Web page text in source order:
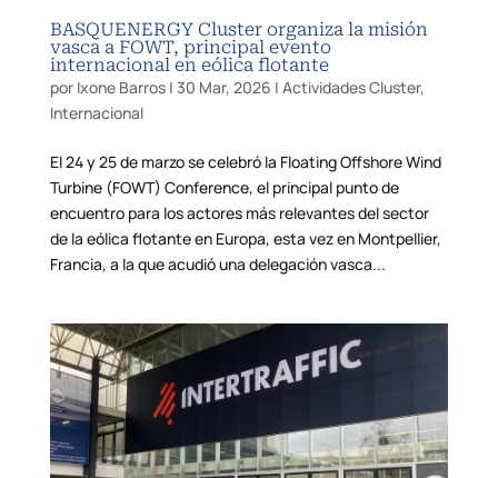
BASQUENERGY Cluster organiza la misión
vasca a FOWT, principal evento
internacional en eólica flotante
por Ixone Barros| 30 Mar, 2026 | Actividades Cluster,
Internacional
El 24 y 25 de marzo se celebró la Floating Offshore Wind
Turbine (FOWT) Conference, el principal punto de
encuentro para los actores más relevantes del sector
de la eólica flotante en Europa, esta vez en Montpellier,
Francia, a la que acudió una delegación vasca...